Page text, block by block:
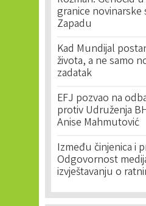
granice
Zapadu
Kad Mundijal
života, a ne samo
zadatak
EFJ pozvao na
protiv Udruženja
Anise Mahmutović
Između činjenica i
Odgovornost
izvještavanju o